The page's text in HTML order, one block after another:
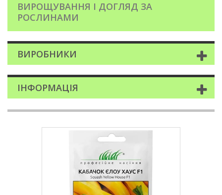
ВИРОЩУВАННЯ І ДОГЛЯД ЗА
РОСЛИНАМИ
ВИРОБНИКИ
ІНФОРМАЦІЯ